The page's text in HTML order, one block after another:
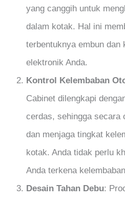
yang canggih untuk
dalam kotak. Hal ini
terbentuknya embun dan
elektronik Anda.
Kontrol Kelembaban
Cabinet dilengkapi
cerdas, sehingga secara
dan menjaga tingkat
kotak. Anda tidak perlu
Anda terkena
Desain Tahan Debu: